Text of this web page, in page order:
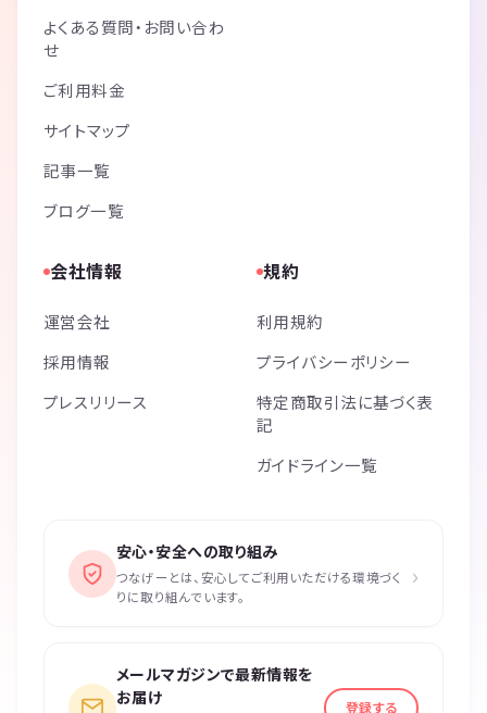
よくある質問・お問い合わ
せ
ご利用料金
サイトマップ
記事一覧
ブログ一覧
会社情報
運営会社
採用情報
プレスリリース
規約
利用規約
プライバシーポリシー
特定商取引法に基づく表
記
ガイドライン一覧
安心・安全への取り組み
つなげーとは、安心してご利用いただける環境づく
りに取り組んでいます。
›
メールマガジンで最新情報を
お届け
登録する